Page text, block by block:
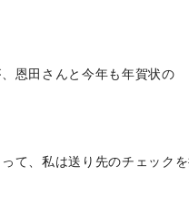
恩田さんと今年も年賀状の
、私は送り先のチェックを